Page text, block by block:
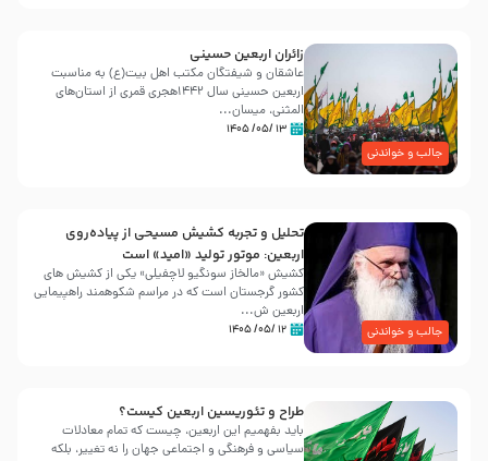
جالب و خواندنی
زائران اربعین حسینی
عاشقان و شیفتگان مکتب اهل بیت(ع) به مناسبت
اربعین حسینی سال ۱۴۴۲هجری قمری از استان‌های
المثنی، میسان...
۱۳ /۰۵/ ۱۴۰۵
جالب و خواندنی
تحلیل و تجربه کشیش مسیحی از پیاده‌روی
اربعین: موتور تولید «امید» است
کشیش «مالخاز سونگیو لاچفیلی» یکی از کشیش های
کشور گرجستان است که در مراسم شکوهمند راهپیمایی
اربعین ش...
۱۲ /۰۵/ ۱۴۰۵
طراح و تئوریسین اربعین کیست؟
باید بفهمیم این اربعین، چیست که تمام معادلات
سیاسی و فرهنگی و اجتماعی جهان را نه تغییر، بلکه